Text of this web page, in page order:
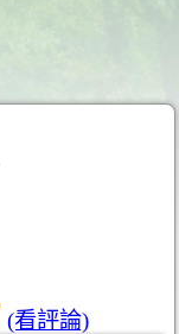
(看評論)